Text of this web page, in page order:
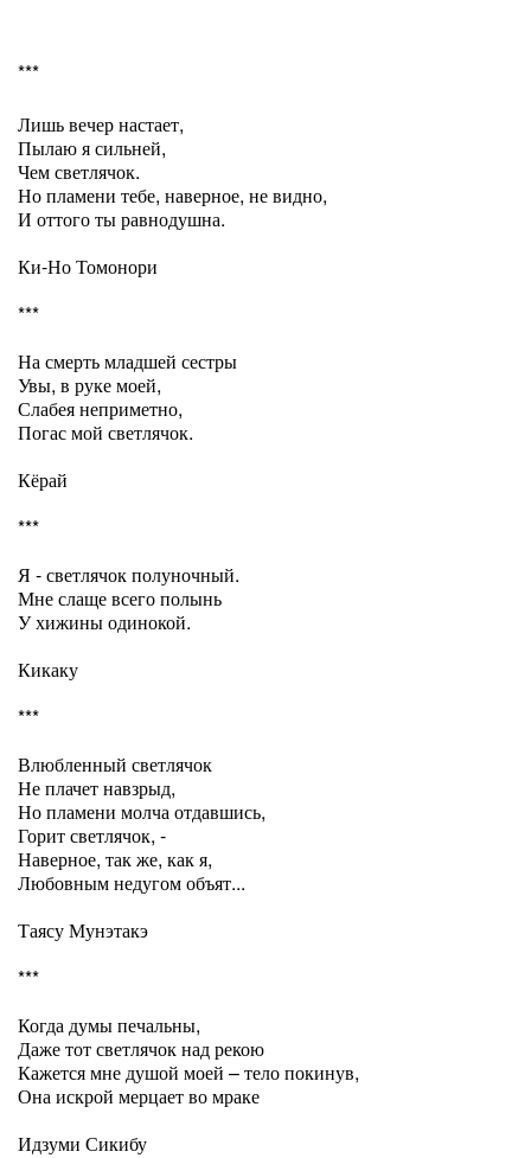
***
Лишь вечер настает,
Пылаю я сильней,
Чем светлячок.
Но пламени тебе, наверное, не видно,
И оттого ты равнодушна.
Ки-Но Томонори
***
На смерть младшей сестры
Увы, в руке моей,
Слабея неприметно,
Погас мой светлячок.
Кёрай
***
Я - светлячок полуночный.
Мне слаще всего полынь
У хижины одинокой.
Кикаку
***
Влюбленный светлячок
Не плачет навзрыд,
Но пламени молча отдавшись,
Горит светлячок, -
Наверное, так же, как я,
Любовным недугом объят...
Таясу Мунэтакэ
***
Когда думы печальны,
Даже тот светлячок над рекою
Кажется мне душой моей – тело покинув,
Она искрой мерцает во мраке
Идзуми Сикибу